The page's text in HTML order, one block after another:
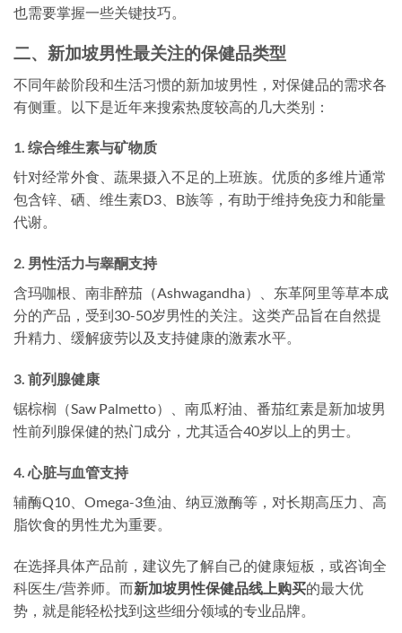
也需要掌握一些关键技巧。
二、新加坡男性最关注的保健品类型
不同年龄阶段和生活习惯的新加坡男性，对保健品的需求各
有侧重。以下是近年来搜索热度较高的几大类别：
1. 综合维生素与矿物质
针对经常外食、蔬果摄入不足的上班族。优质的多维片通常
包含锌、硒、维生素D3、B族等，有助于维持免疫力和能量
代谢。
2. 男性活力与睾酮支持
含玛咖根、南非醉茄（Ashwagandha）、东革阿里等草本成
分的产品，受到30-50岁男性的关注。这类产品旨在自然提
升精力、缓解疲劳以及支持健康的激素水平。
3. 前列腺健康
锯棕榈（Saw Palmetto）、南瓜籽油、番茄红素是新加坡男
性前列腺保健的热门成分，尤其适合40岁以上的男士。
4. 心脏与血管支持
辅酶Q10、Omega-3鱼油、纳豆激酶等，对长期高压力、高
脂饮食的男性尤为重要。
在选择具体产品前，建议先了解自己的健康短板，或咨询全
科医生/营养师。而新加坡男性保健品线上购买的最大优
势，就是能轻松找到这些细分领域的专业品牌。